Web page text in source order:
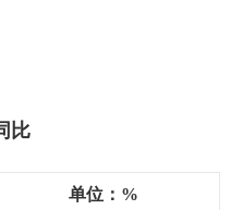
比
单位：%